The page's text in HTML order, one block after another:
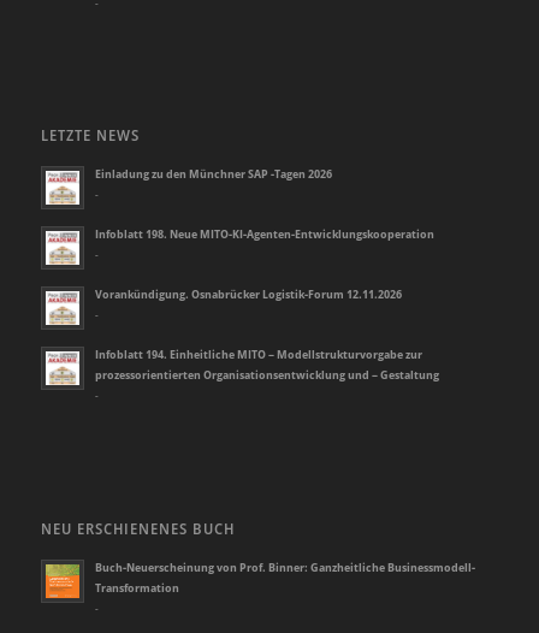
-
LETZTE NEWS
Einladung zu den Münchner SAP -Tagen 2026
-
Infoblatt 198. Neue MITO-KI-Agenten-Entwicklungskooperation
-
Vorankündigung. Osnabrücker Logistik-Forum 12.11.2026
-
Infoblatt 194. Einheitliche MITO – Modellstrukturvorgabe zur
prozessorientierten Organisationsentwicklung und – Gestaltung
-
NEU ERSCHIENENES BUCH
Buch-Neuerscheinung von Prof. Binner: Ganzheitliche Businessmodell-
Transformation
-